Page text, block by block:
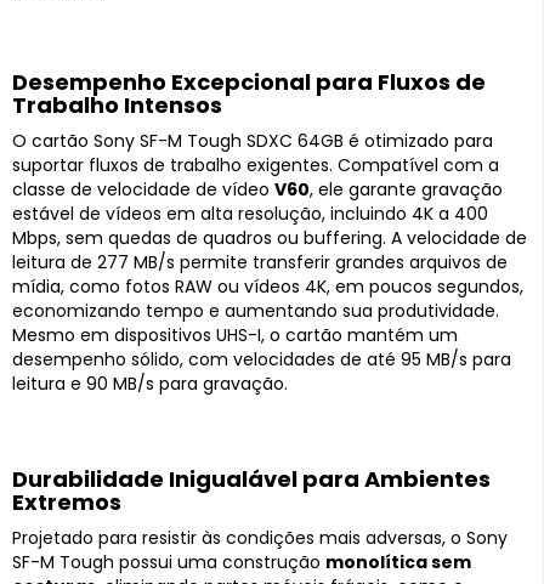
Desempenho Excepcional para Fluxos de
Trabalho Intensos
O cartão Sony SF-M Tough SDXC 64GB é otimizado para
suportar fluxos de trabalho exigentes. Compatível com a
classe de velocidade de vídeo V60, ele garante gravação
estável de vídeos em alta resolução, incluindo 4K a 400
Mbps, sem quedas de quadros ou buffering. A velocidade de
leitura de 277 MB/s permite transferir grandes arquivos de
mídia, como fotos RAW ou vídeos 4K, em poucos segundos,
economizando tempo e aumentando sua produtividade.
Mesmo em dispositivos UHS-I, o cartão mantém um
desempenho sólido, com velocidades de até 95 MB/s para
leitura e 90 MB/s para gravação.
Durabilidade Inigualável para Ambientes
Extremos
Projetado para resistir às condições mais adversas, o Sony
SF-M Tough possui uma construção monolítica sem